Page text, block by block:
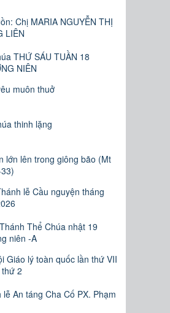
Chị MARIA NGUYỄN THỊ
LIÊN
THỨ SÁU TUẦN 18
NIÊN
muôn thuở
thinh lặng
lớn lên trong giông bão (Mt
lễ Cầu nguyện tháng
Thể Chúa nhật 19
niên -A
Giáo lý toàn quốc lần thứ VII
2
lễ An táng Cha Cố PX. Phạm